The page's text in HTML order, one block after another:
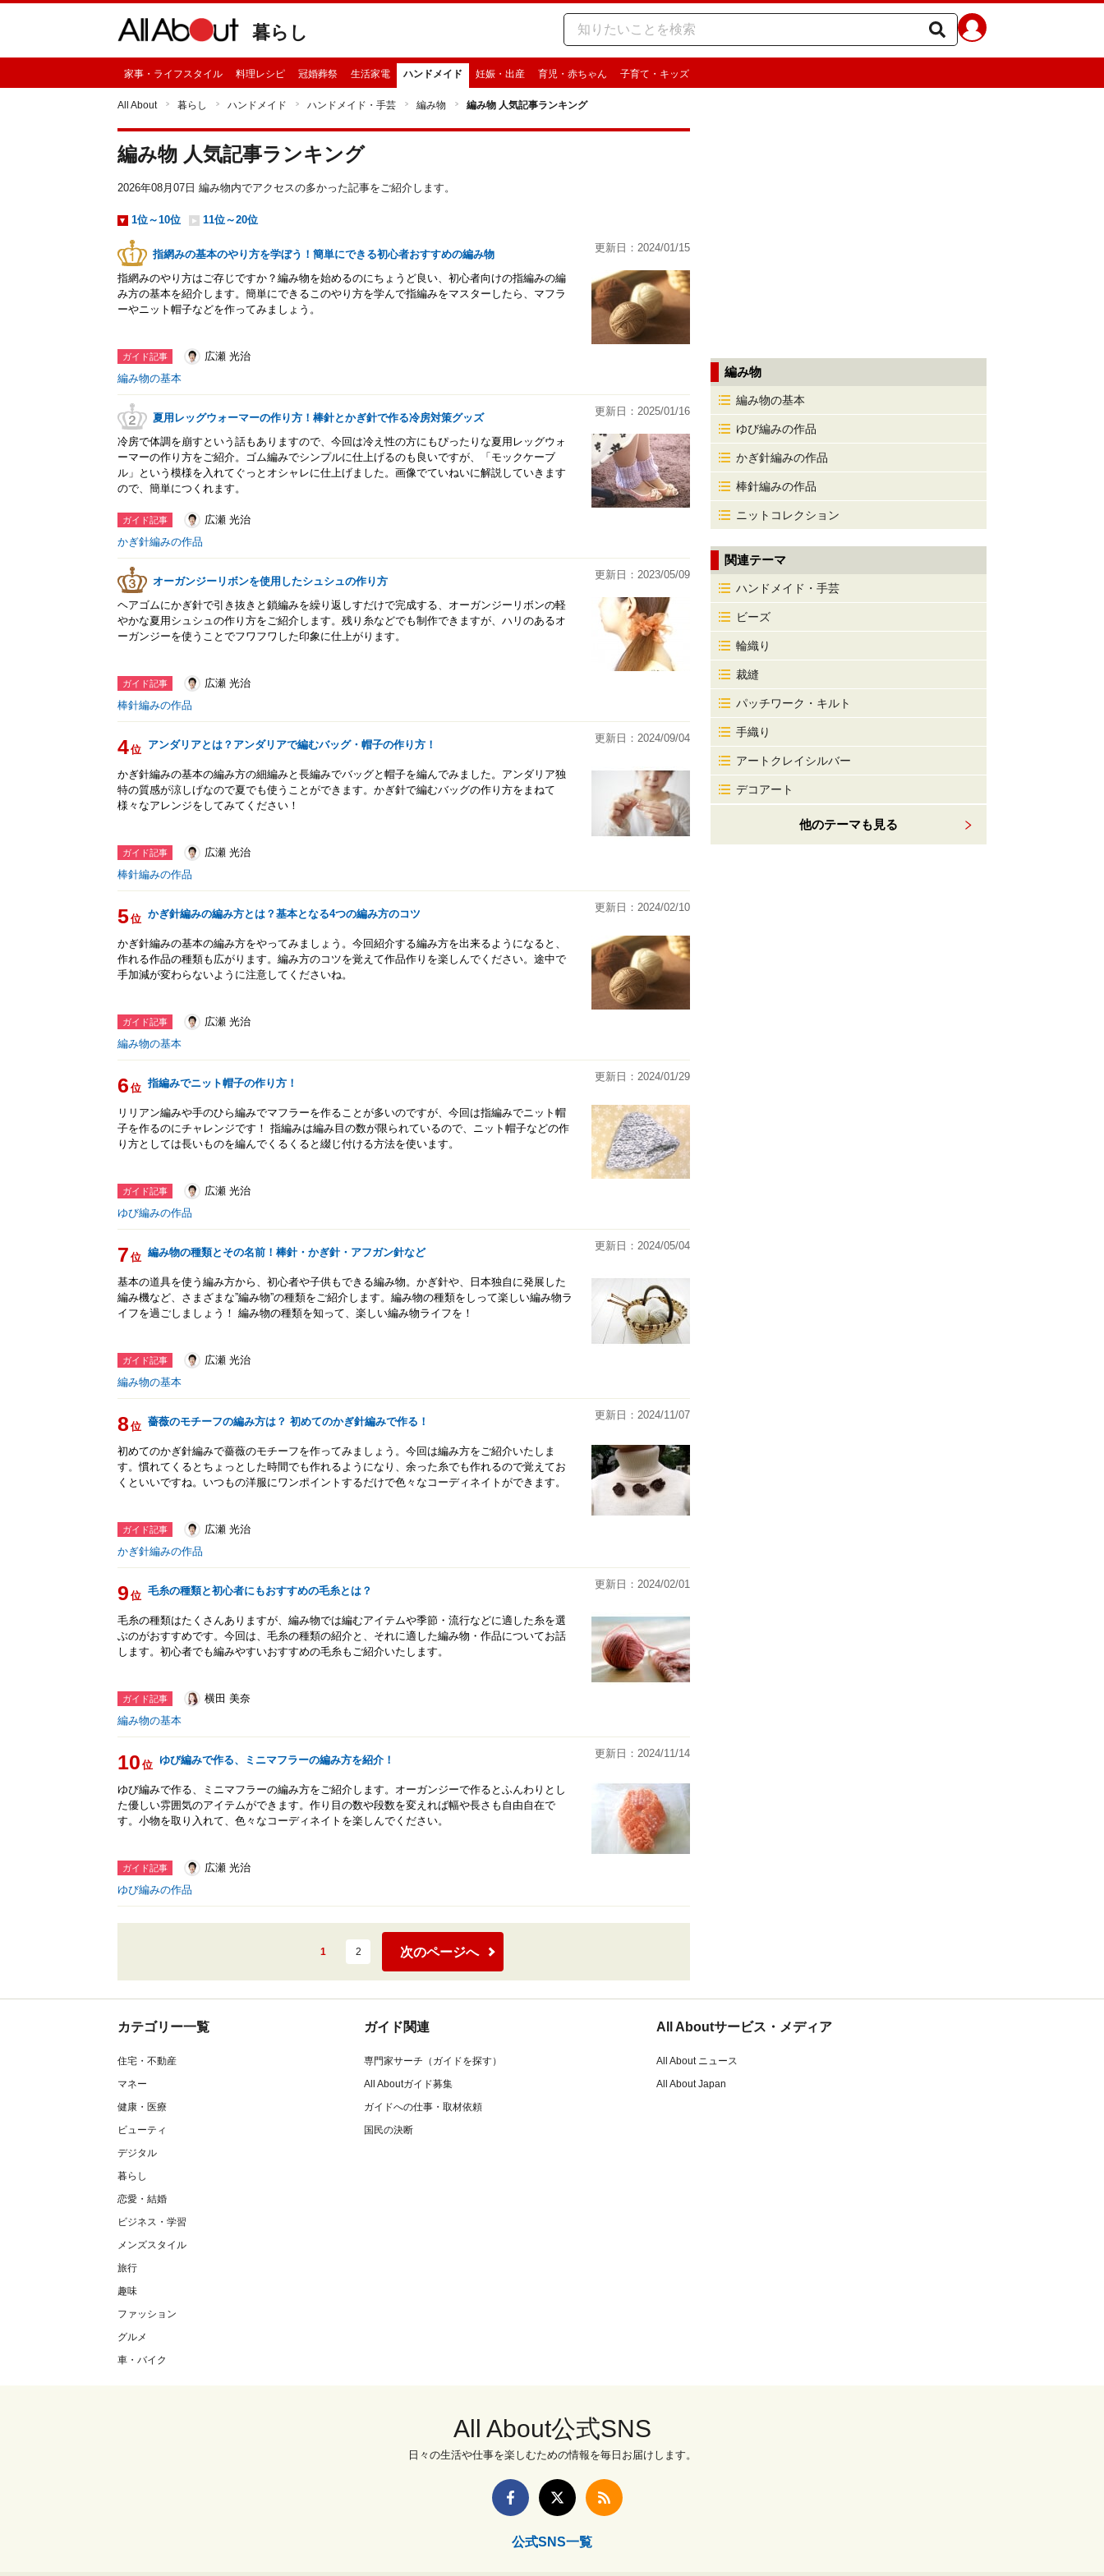
暮らし
家事・ライフスタイル 料理レシピ 冠婚葬祭 生活家電 ハンドメイド 妊娠・出産 育児・赤ちゃん 子育て・キッズ
All About 暮らし ハンドメイド ハンドメイド・手芸 編み物 編み物 人気記事ランキング
編み物 人気記事ランキング
2026年08月07日 編み物内でアクセスの多かった記事をご紹介します。
1位～10位 11位～20位
指網みの基本のやり方を学ぼう！簡単にできる初心者おすすめの編み物
更新日：2024/01/15
指網みのやり方はご存じですか？編み物を始めるのにちょうど良い、初心者向けの指編みの編
み方の基本を紹介します。簡単にできるこのやり方を学んで指編みをマスターしたら、マフラ
ーやニット帽子などを作ってみましょう。
ガイド記事
広瀬 光治
編み物の基本
夏用レッグウォーマーの作り方！棒針とかぎ針で作る冷房対策グッズ
更新日：2025/01/16
冷房で体調を崩すという話もありますので、今回は冷え性の方にもぴったりな夏用レッグウォ
ーマーの作り方をご紹介。ゴム編みでシンプルに仕上げるのも良いですが、「モックケーブ
ル」という模様を入れてぐっとオシャレに仕上げました。画像でていねいに解説していきます
ので、簡単につくれます。
ガイド記事
広瀬 光治
かぎ針編みの作品
オーガンジーリボンを使用したシュシュの作り方
更新日：2023/05/09
ヘアゴムにかぎ針で引き抜きと鎖編みを繰り返しすだけで完成する、オーガンジーリボンの軽
やかな夏用シュシュの作り方をご紹介します。残り糸などでも制作できますが、ハリのあるオ
ーガンジーを使うことでフワフワした印象に仕上がります。
ガイド記事
広瀬 光治
棒針編みの作品
4位 アンダリアとは？アンダリアで編むバッグ・帽子の作り方！
更新日：2024/09/04
かぎ針編みの基本の編み方の細編みと長編みでバッグと帽子を編んでみました。アンダリア独
特の質感が涼しげなので夏でも使うことができます。かぎ針で編むバッグの作り方をまねて
様々なアレンジをしてみてください！
ガイド記事
広瀬 光治
棒針編みの作品
5位 かぎ針編みの編み方とは？基本となる4つの編み方のコツ
更新日：2024/02/10
かぎ針編みの基本の編み方をやってみましょう。今回紹介する編み方を出来るようになると、
作れる作品の種類も広がります。編み方のコツを覚えて作品作りを楽しんでください。途中で
手加減が変わらないように注意してくださいね。
ガイド記事
広瀬 光治
編み物の基本
6 位 指編みでニット帽子の作り方！
更新日：2024/01/29
リリアン編みや手のひら編みでマフラーを作ることが多いのですが、今回は指編みでニット帽
子を作るのにチャレンジです！ 指編みは編み目の数が限られているので、ニット帽子などの作
り方としては長いものを編んでくるくると綴じ付ける方法を使います。
ガイド記事
広瀬 光治
ゆび編みの作品
7 位 編み物の種類とその名前！棒針・かぎ針・アフガン針など
更新日：2024/05/04
基本の道具を使う編み方から、初心者や子供もできる編み物。かぎ針や、日本独自に発展した
編み機など、さまざまな”編み物”の種類をご紹介します。編み物の種類をしって楽しい編み物ラ
イフを過ごしましょう！ 編み物の種類を知って、楽しい編み物ライフを！
ガイド記事
広瀬 光治
編み物の基本
8位 薔薇のモチーフの編み方は？ 初めてのかぎ針編みで作る！
更新日：2024/11/07
初めてのかぎ針編みで薔薇のモチーフを作ってみましょう。今回は編み方をご紹介いたしま
す。慣れてくるとちょっとした時間でも作れるようになり、余った糸でも作れるので覚えてお
くといいですね。いつもの洋服にワンポイントするだけで色々なコーディネイトができます。
ガイド記事
広瀬 光治
かぎ針編みの作品
9 位 毛糸の種類と初心者にもおすすめの毛糸とは？
更新日：2024/02/01
毛糸の種類はたくさんありますが、編み物では編むアイテムや季節・流行などに適した糸を選
ぶのがおすすめです。今回は、毛糸の種類の紹介と、それに適した編み物・作品についてお話
します。初心者でも編みやすいおすすめの毛糸もご紹介いたします。
ガイド記事
横田 美奈
編み物の基本
10 位 ゆび編みで作る、ミニマフラーの編み方を紹介！
更新日：2024/11/14
ゆび編みで作る、ミニマフラーの編み方をご紹介します。オーガンジーで作るとふんわりとし
た優しい雰囲気のアイテムができます。作り目の数や段数を変えれば幅や長さも自由自在で
す。小物を取り入れて、色々なコーディネイトを楽しんでください。
ガイド記事
広瀬 光治
ゆび編みの作品
1 2 次のページへ
編み物
編み物の基本
ゆび編みの作品
かぎ針編みの作品
棒針編みの作品
ニットコレクション
関連テーマ
ハンドメイド・手芸
ビーズ
輪織り
裁縫
パッチワーク・キルト
手織り
アートクレイシルバー
デコアート
他のテーマも見る
カテゴリー一覧
住宅・不動産
マネー
健康・医療
ビューティ
デジタル
暮らし
恋愛・結婚
ビジネス・学習
メンズスタイル
旅行
趣味
ファッション
グルメ
車・バイク
ガイド関連
専門家サーチ（ガイドを探す）
All Aboutガイド募集
ガイドへの仕事・取材依頼
国民の決断
All Aboutサービス・メディア
All About ニュース
All About Japan
All About公式SNS
日々の生活や仕事を楽しむための情報を毎日お届けします。
公式SNS一覧